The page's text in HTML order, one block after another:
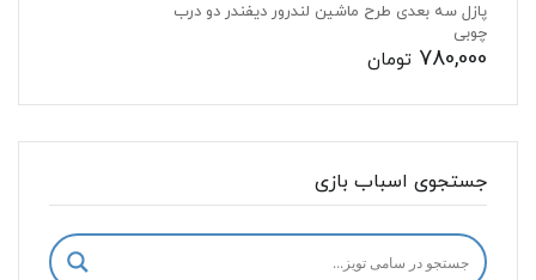
پازل سه بعدی طرح ماشین لندرور دیفندر دو درب
چوبی
780,000 تومان
جستجوی اسباب بازی